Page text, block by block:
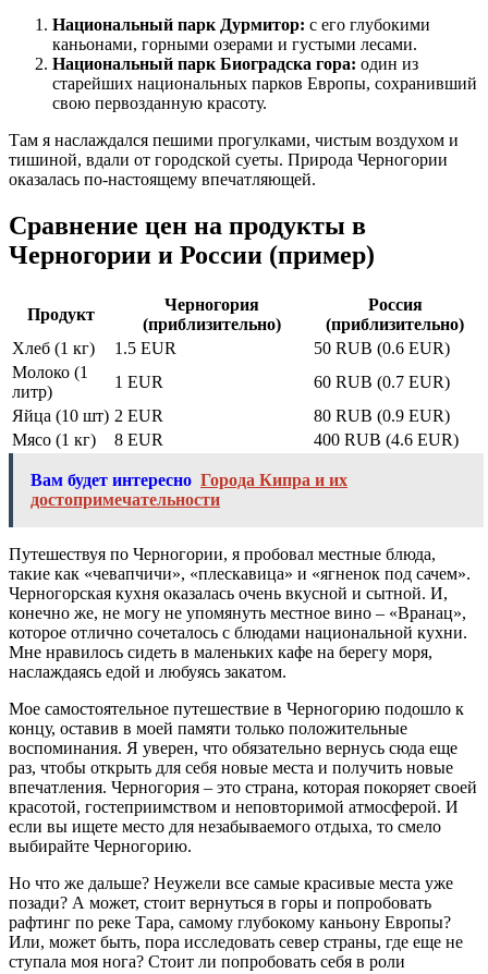
Национальный парк Дурмитор: с его глубокими
каньонами, горными озерами и густыми лесами.
Национальный парк Биоградска гора: один из
старейших национальных парков Европы, сохранивший
свою первозданную красоту.
Там я наслаждался пешими прогулками, чистым воздухом и
тишиной, вдали от городской суеты. Природа Черногории
оказалась по-настоящему впечатляющей.
Сравнение цен на продукты в
Черногории и России (пример)
Продукт
Черногория
(приблизительно)
Россия
(приблизительно)
Хлеб (1 кг)
1.5 EUR
50 RUB (0.6 EUR)
Молоко (1
литр)
1 EUR
60 RUB (0.7 EUR)
Яйца (10 шт) 2 EUR
80 RUB (0.9 EUR)
Мясо (1 кг)
8 EUR 400 RUB (4.6 EUR)
Вам будет интересно Города Кипра и их
достопримечательности
Путешествуя по Черногории, я пробовал местные блюда,
такие как «чевапчичи», «плескавица» и «ягненок под сачем».
Черногорская кухня оказалась очень вкусной и сытной. И,
конечно же, не могу не упомянуть местное вино – «Вранац»,
которое отлично сочеталось с блюдами национальной кухни.
Мне нравилось сидеть в маленьких кафе на берегу моря,
наслаждаясь едой и любуясь закатом.
Мое самостоятельное путешествие в Черногорию подошло к
концу, оставив в моей памяти только положительные
воспоминания. Я уверен, что обязательно вернусь сюда еще
раз, чтобы открыть для себя новые места и получить новые
впечатления. Черногория – это страна, которая покоряет своей
красотой, гостеприимством и неповторимой атмосферой. И
если вы ищете место для незабываемого отдыха, то смело
выбирайте Черногорию.
Но что же дальше? Неужели все самые красивые места уже
позади? А может, стоит вернуться в горы и попробовать
рафтинг по реке Тара, самому глубокому каньону Европы?
Или, может быть, пора исследовать север страны, где еще не
ступала моя нога? Стоит ли попробовать себя в роли